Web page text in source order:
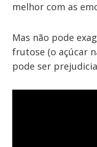
melhor com as
Mas não pode
frutose (o açúcar
pode ser